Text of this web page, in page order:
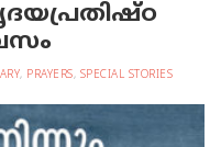
, PRAYERS, SPECIAL STORIES